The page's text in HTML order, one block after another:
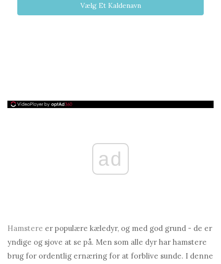
Vælg Et Kaldenavn
ad
Hamstere er populære kæledyr, og med god grund - de er
yndige og sjove at se på. Men som alle dyr har hamstere
brug for ordentlig ernæring for at forblive sunde. I denne